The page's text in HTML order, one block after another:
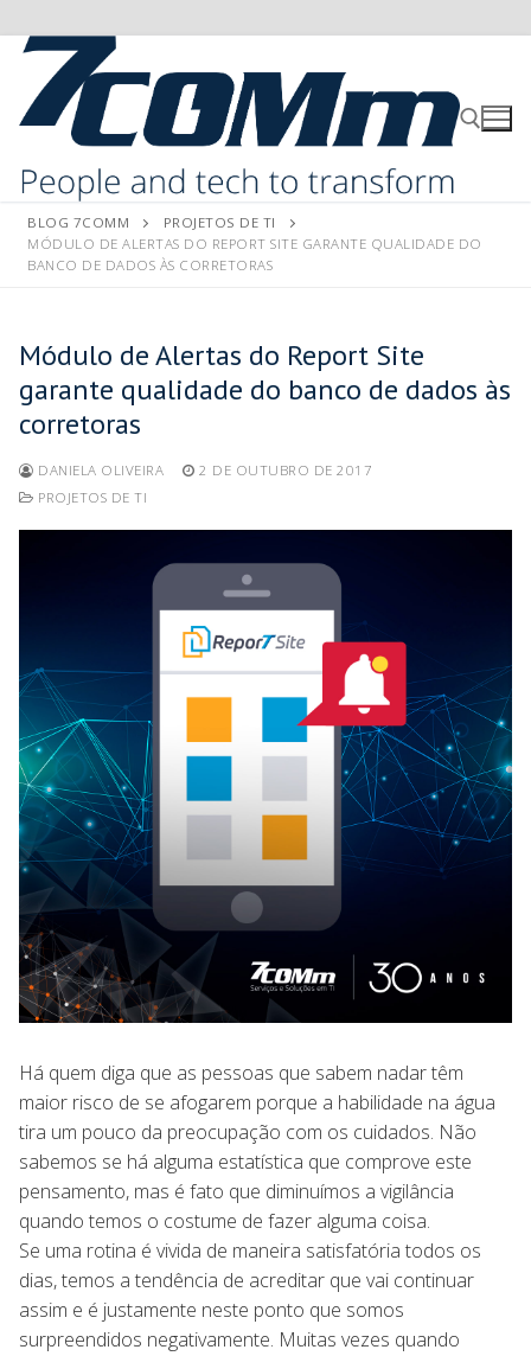
BLOG 7COMM
PROJETOS DE TI
MÓDULO DE ALERTAS DO REPORT SITE GARANTE QUALIDADE DO
BANCO DE DADOS ÀS CORRETORAS
Módulo de Alertas do Report Site
garante qualidade do banco de dados às
corretoras
DANIELA OLIVEIRA
2 DE OUTUBRO DE 2017
PROJETOS DE TI
Há quem diga que as pessoas que sabem nadar têm
maior risco de se afogarem porque a habilidade na água
tira um pouco da preocupação com os cuidados. Não
sabemos se há alguma estatística que comprove este
pensamento, mas é fato que diminuímos a vigilância
quando temos o costume de fazer alguma coisa.
Se uma rotina é vivida de maneira satisfatória todos os
dias, temos a tendência de acreditar que vai continuar
assim e é justamente neste ponto que somos
surpreendidos negativamente. Muitas vezes quando